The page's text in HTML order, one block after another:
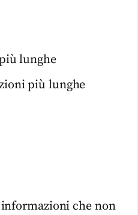
lunghe
più lunghe
che non